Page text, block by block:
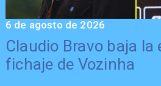
Claudio Bravo baja la
fichaje de Vozinha
6 de agosto de 2026